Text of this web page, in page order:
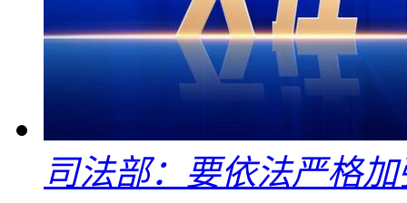
司法部：要依法严格